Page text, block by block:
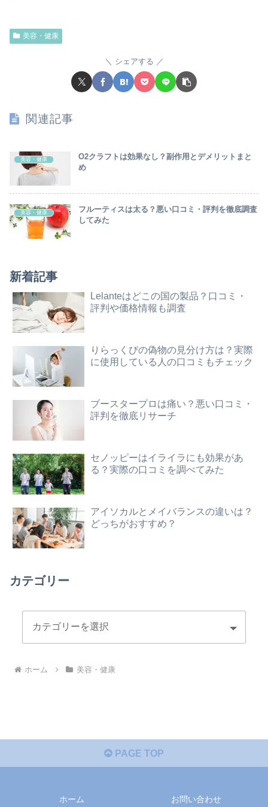
美容・健康
シェアする
関連記事
美容・健康
O2クラフトは効果なし？副作用とデメリットまと
め
美容・健康
フルーティスは太る？悪い口コミ・評判を徹底調査
してみた
新着記事
Lelanteはどこの国の製品？口コミ・
評判や価格情報も調査
りらっくびの偽物の見分け方は？実際
に使用している人の口コミもチェック
ブースタープロは痛い？悪い口コミ・
評判を徹底リサーチ
セノッピーはイライラにも効果があ
る？実際の口コミを調べてみた
アイソカルとメイバランスの違いは？
どっちがおすすめ？
カテゴリー
ホーム 美容・健康
PAGE TOP
ホーム お問い合わせ